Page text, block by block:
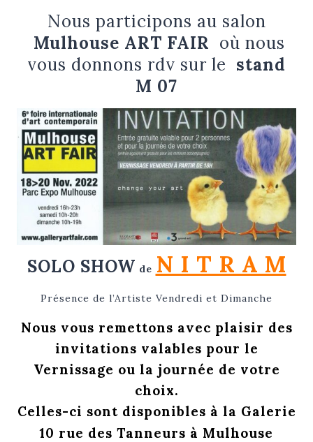
Nous participons au salon
Mulhouse ART FAIR où nous
vous donnons rdv sur le stand
M 07
SOLO SHOW de N I T R A M
Présence de l’Artiste Vendredi et Dimanche
Nous vous remettons avec plaisir des
invitations valables pour le
Vernissage ou la journée de votre
choix.
Celles-ci sont disponibles à la Galerie
10 rue des Tanneurs à Mulhouse